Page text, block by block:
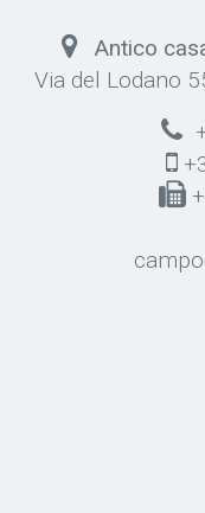
Antico
Via del Lodano